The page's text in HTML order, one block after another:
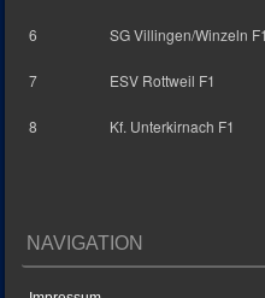
6 SG Villingen/Winzeln F1
7 ESV Rottweil F1
8 Kf. Unterkirnach F1
NAVIGATION